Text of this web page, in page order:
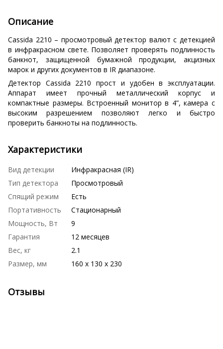
Описание
Cassida 2210 – просмотровый детектор валют с детекцией
в инфракрасном свете. Позволяет проверять подлинность
банкнот, защищенной бумажной продукции, акцизных
марок и других документов в IR диапазоне.
Детектор Cassida 2210 прост и удобен в эксплуатации.
Аппарат имеет прочный металлический корпус и
компактные размеры. Встроенный монитор в 4”, камера с
высоким разрешением позволяют легко и быстро
проверить банкноты на подлинность.
Характеристики
Вид детекции
Инфракрасная (IR)
Тип детектора
Просмотровый
Спящий режим
Есть
Портативность
Стационарный
Мощность, Вт
9
Гарантия
12 месяцев
Вес, кг
2.1
Размер, мм
160 x 130 x 230
Отзывы